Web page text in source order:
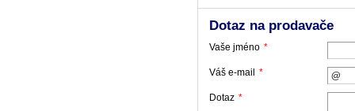
Dotaz na prodavače
Vaše jméno *
Váš e-mail *
Dotaz *